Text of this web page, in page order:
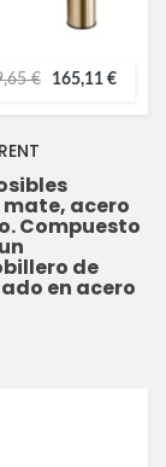
€ 165,11 €
acero
Compuesto
de
en acero